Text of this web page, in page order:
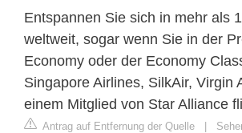
Entspannen Sie sich in mehr als
weltweit, sogar wenn Sie in der
Economy oder der Economy
Singapore Airlines, SilkAir, Virgin
einem Mitglied von Star Alliance
Antrag auf Entfernung der Quelle |